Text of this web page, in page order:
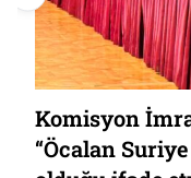
Komisyon
“Öcalan